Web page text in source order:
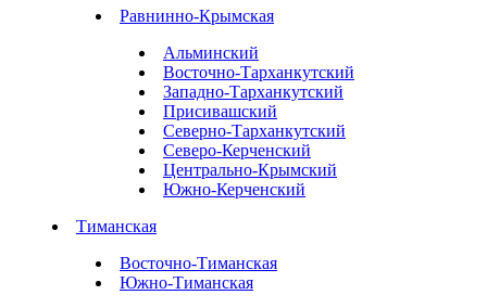
Равнинно-Крымская
Альминский
Восточно-Тарханкутский
Западно-Тарханкутский
Присивашский
Северно-Тарханкутский
Северо-Керченский
Центрально-Крымский
Южно-Керченский
Тиманская
Восточно-Тиманская
Южно-Тиманская